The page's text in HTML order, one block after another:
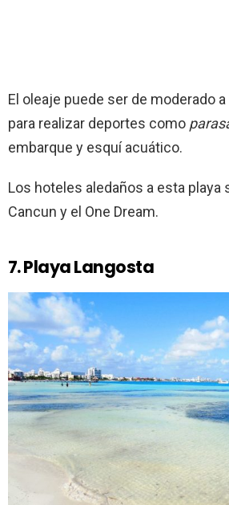
El oleaje puede ser de moderado
para realizar deportes como
embarque y esquí acuático.
Los hoteles aledaños a esta playa
Cancun y el One Dream.
7. Playa Langosta